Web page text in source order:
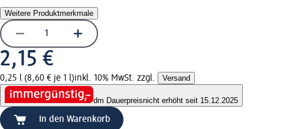
Weitere Produktmerkmale
2,15 €
0,25 l (8,60 € je 1 l)inkl. 10% MwSt. zzgl. Versand
dm Dauerpreisnicht erhöht seit 15.12.2025
In den Warenkorb